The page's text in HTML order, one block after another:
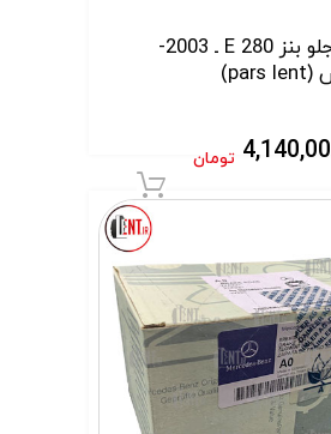
لنت ترمز جلو بنز E 280 ـ 2003-
تومان